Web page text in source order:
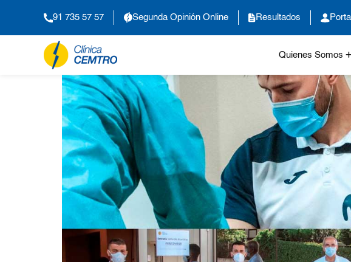
91 735 57 57 Segunda Opinión Online Resultados
Quienes Somos